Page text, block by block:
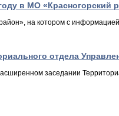
в МО «Красногорский
на котором с
отдела
заседании